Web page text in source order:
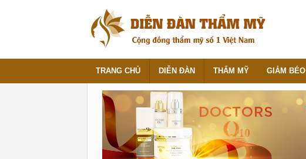
TRANG CHỦ DIỄN ĐÀN THẨM MỸ GIẢM BÉO